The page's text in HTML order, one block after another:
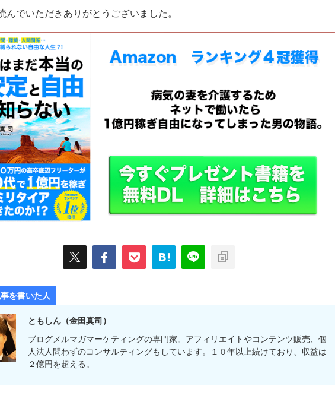
んでいただきありがとうございました。
を書いた人
ともしん（金田真司）
ブログメルマガマーケティングの専門家。アフィリエイトやコンテンツ販売、個
人法人問わずのコンサルティングもしています。１０年以上続けており、収益は
２億円を超える。